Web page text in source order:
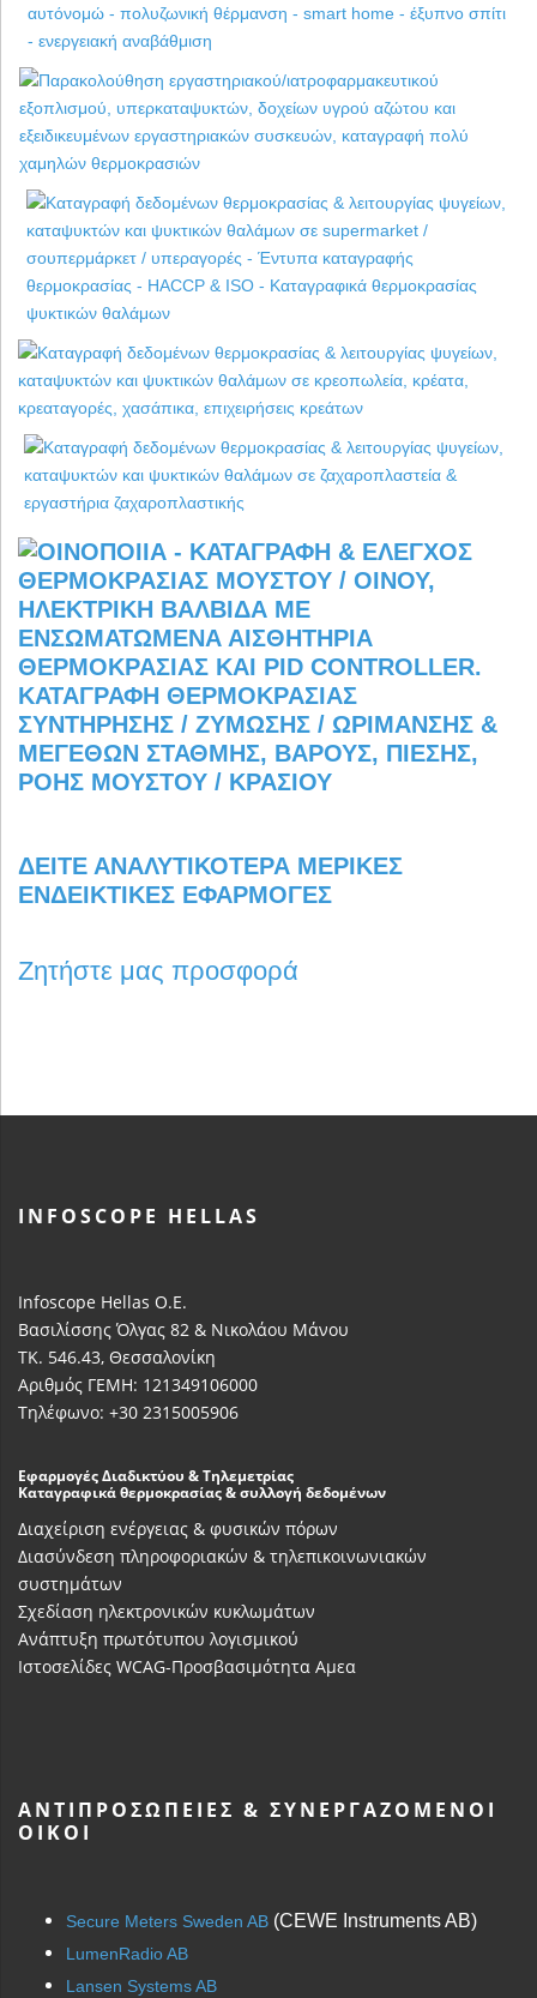
ΔΕΊΤΕ ΑΝΑΛΥΤΙΚΌΤΕΡΑ ΜΕΡΙΚΈΣ
ΕΝΔΕΙΚΤΙΚΈΣ ΕΦΑΡΜΟΓΈΣ
Ζητήστε μας προσφορά
INFOSCOPE HELLAS
Infoscope Hellas Ο.Ε.
Βασιλίσσης Όλγας 82 & Νικολάου Μάνου
ΤΚ. 546.43, Θεσσαλονίκη
Αριθμός ΓΕΜΗ: 121349106000
Τηλέφωνο: +30 2315005906
Εφαρμογές Διαδικτύου & Τηλεμετρίας
Καταγραφικά θερμοκρασίας & συλλογή δεδομένων
Διαχείριση ενέργειας & φυσικών πόρων
Διασύνδεση πληροφοριακών & τηλεπικοινωνιακών
συστημάτων
Σχεδίαση ηλεκτρονικών κυκλωμάτων
Ανάπτυξη πρωτότυπου λογισμικού
Ιστοσελίδες WCAG-Προσβασιμότητα Αμεα
ΑΝΤΙΠΡΟΣΩΠΕΊΕΣ & ΣΥΝΕΡΓΑΖΌΜΕΝΟΙ
ΟΊΚΟΙ
Secure Meters Sweden AB (CEWE Instruments AB)
LumenRadio AB
Lansen Systems AB